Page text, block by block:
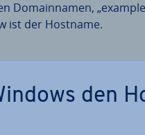
Do­main­na­men,
ist der Hostname.
den